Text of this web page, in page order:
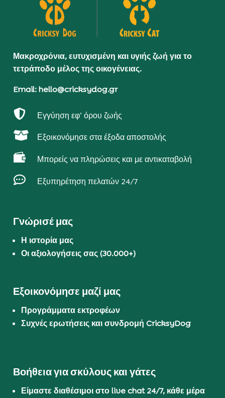
Μακροχρόνια, ευτυχισμένη και υγιής ζωή για το
τετράποδο μέλος της οικογένειας.
Email: hello@cricksydog.gr
 Εγγύηση εφ’ όρου ζωής
 Εξοικονόμησε στα έξοδα αποστολής
 Μπορείς να πληρώσεις και με αντικαταβολή
 Εξυπηρέτηση πελατών 24/7
Γνώρισέ μας
Η ιστορία μας
Οι αξιολογήσεις σας (30.000+)
Εξοικονόμησε μαζί μας
Προγράμματα εκτροφέων
Συχνές ερωτήσεις και συνδρομή CricksyDog
Βοήθεια για σκύλους και γάτες
Είμαστε διαθέσιμοι στο live chat 24/7, κάθε μέρα